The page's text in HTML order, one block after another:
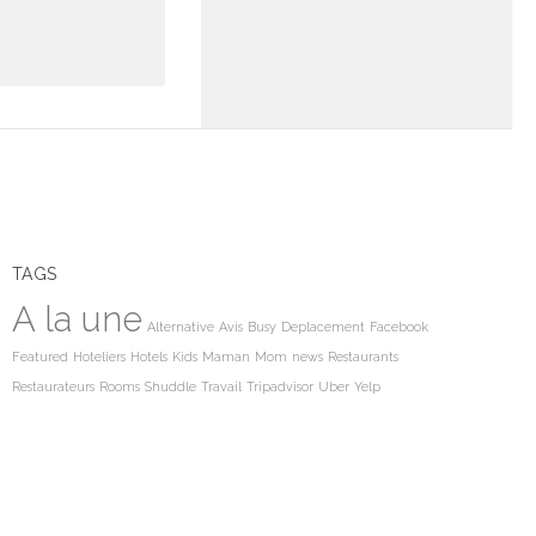
TAGS
A la une Alternative Avis Busy Deplacement Facebook
Featured Hoteliers Hotels Kids Maman Mom news Restaurants
Restaurateurs Rooms Shuddle Travail Tripadvisor Uber Yelp